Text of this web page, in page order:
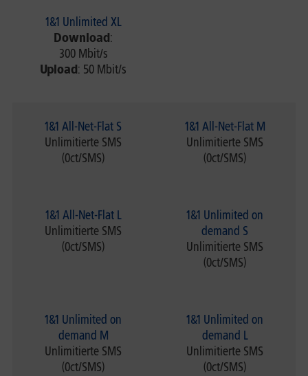
1&1 Unlimited XL
Download:
300 Mbit/s
Upload: 50 Mbit/s
1&1 All-Net-Flat S
Unlimitierte SMS
(0ct/SMS)
1&1 All-Net-Flat M
Unlimitierte SMS
(0ct/SMS)
1&1 All-Net-Flat L
Unlimitierte SMS
(0ct/SMS)
1&1 Unlimited on
demand S
Unlimitierte SMS
(0ct/SMS)
1&1 Unlimited on
demand M
Unlimitierte SMS
(0ct/SMS)
1&1 Unlimited on
demand L
Unlimitierte SMS
(0ct/SMS)